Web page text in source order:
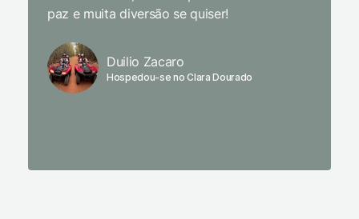
paz e muita diversão se quiser!
Duilio Zacaro
Hospedou-se no Clara Dourado